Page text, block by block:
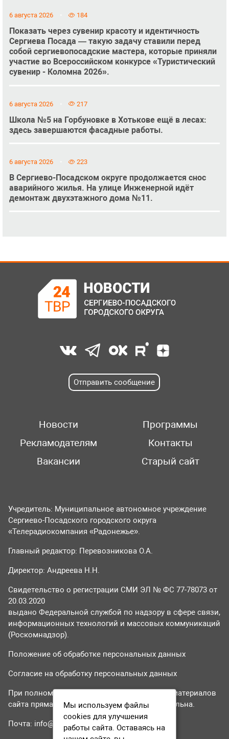
6 августа 2026 184
Показать через сувенир красоту и идентичность
Сергиева Посада — такую задачу ставили перед
собой сергиевопосадские мастера, которые приняли
участие во Всероссийском конкурсе «Туристический
сувенир - Коломна 2026».
6 августа 2026 217
Школа №5 на Горбуновке в Хотькове ещё в лесах:
здесь завершаются фасадные работы.
6 августа 2026 223
В Сергиево-Посадском округе продолжается снос
аварийного жилья. На улице Инженерной идёт
демонтаж двухэтажного дома №11.
Отправить сообщение
Новости
Программы
Рекламодателям
Контакты
Вакансии
Старый сайт
Учредитель: Муниципальное автономное учреждение
Сергиево-Посадского городского округа
«Телерадиокомпания «Радонежье».
Главный редактор: Перевозникова О.А.
Директор: Андреева Н.Н.
Свидетельство о регистрации СМИ ЭЛ № ФС 77-78073 от
20.03.2020
выдано Федеральной службой по надзору в сфере связи,
информационных технологий и массовых коммуникаций
(Роскомнадзор).
Положение об обработке персональных данных
Согласие на обработку персональных данных
При полном или частичном использовании материалов
сайта прямая гиперссылка на tvr24.tv обязательна.
Почта: info@tvr24.tv
Мы используем файлы
cookies для улучшения
работы сайта. Оставаясь на